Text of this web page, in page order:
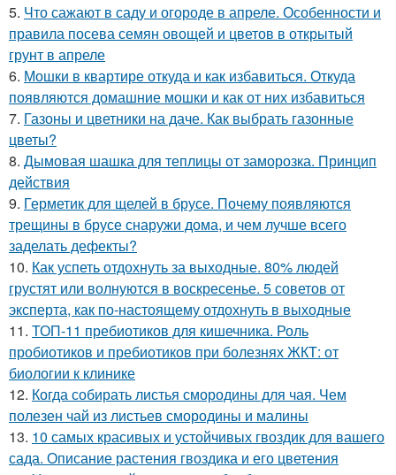
5. Что сажают в саду и огороде в апреле. Особенности и
правила посева семян овощей и цветов в открытый
грунт в апреле
6. Мошки в квартире откуда и как избавиться. Откуда
появляются домашние мошки и как от них избавиться
7. Газоны и цветники на даче. Как выбрать газонные
цветы?
8. Дымовая шашка для теплицы от заморозка. Принцип
действия
9. Герметик для щелей в брусе. Почему появляются
трещины в брусе снаружи дома, и чем лучше всего
заделать дефекты?
10. Как успеть отдохнуть за выходные. 80% людей
грустят или волнуются в воскресенье. 5 советов от
эксперта, как по-настоящему отдохнуть в выходные
11. ТОП-11 пребиотиков для кишечника. Роль
пробиотиков и пребиотиков при болезнях ЖКТ: от
биологии к клинике
12. Когда собирать листья смородины для чая. Чем
полезен чай из листьев смородины и малины
13. 10 самых красивых и устойчивых гвоздик для вашего
сада. Описание растения гвоздика и его цветения